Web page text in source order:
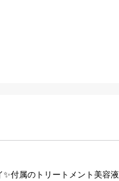
付属のトリートメント美容